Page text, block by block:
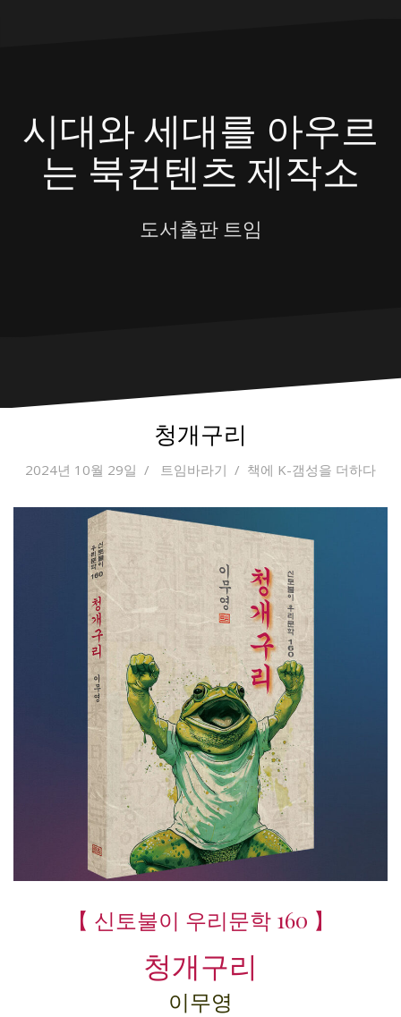
시대와 세대를 아우르
는 북컨텐츠 제작소
도서출판 트임
청개구리
2024년 10월 29일 트임바라기 책에 K-갬성을 더하다
【 신토불이 우리문학 160 】
청개구리
이무영